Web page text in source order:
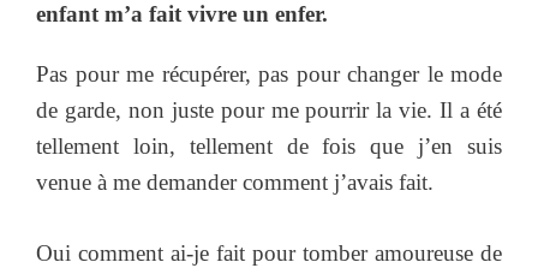
enfant m’a fait vivre un enfer.
Pas pour me récupérer, pas pour changer le mode
de garde, non juste pour me pourrir la vie. Il a été
tellement loin, tellement de fois que j’en suis
venue à me demander comment j’avais fait.
Oui comment ai-je fait pour tomber amoureuse de